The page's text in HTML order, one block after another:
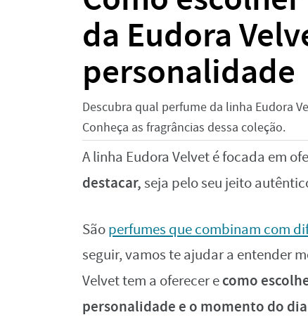
da Eudora
personalidade
Descubra qual perfume da linha Eudora
Conheça as fragrâncias dessa coleção.
A linha Eudora Velvet é focada em
destacar,seja pelo seu jeito
Sãoperfumes que combinam com
seguir, vamos te ajudar a entender
Velvet tem a oferecer ecomo
personalidade e o momento do